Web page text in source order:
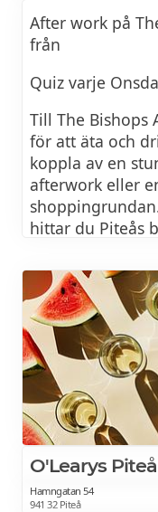
After work på
från
Quiz varje
Till The Bishops
för att äta och
koppla av en
afterwork eller
hittar du Piteås
och ett 30-tal
representeras
mikrobryggerier
varieras mycket
erbjuder vi
alkoholfritt
Vi anordnar
öl-, vin-, och
till olika
O'Learys Piteå
Hamngatan 54
941 32 Piteå